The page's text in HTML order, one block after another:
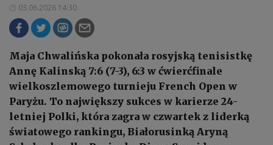
03.06.2026 14:30
Maja Chwalińska pokonała rosyjską tenisistkę
Annę Kalinską 7:6 (7-3), 6:3 w ćwierćfinale
wielkoszlemowego turnieju French Open w
Paryżu. To największy sukces w karierze 24-
letniej Polki, która zagra w czwartek z liderką
światowego rankingu, Białorusinką Aryną